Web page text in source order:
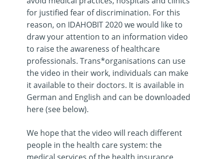
for justified fear of discrimination. For this
reason, on IDAHOBIT 2020 we would like to
draw your attention to an information video
to raise the awareness of healthcare
professionals. Trans*organisations can use
the video in their work, individuals can make
it available to their doctors. It is available in
German and English and can be downloaded
here (see below).
We hope that the video will reach different
people in the health care system: the